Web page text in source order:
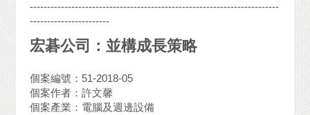
------------------------------------------------------------------------
-----------------------
宏碁公司：並構成長策略
個案編號：51-2018-05
個案作者：許文馨
個案產業：電腦及週邊設備